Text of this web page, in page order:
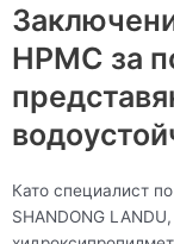
HPMC за
Като специалист
SHANDONG